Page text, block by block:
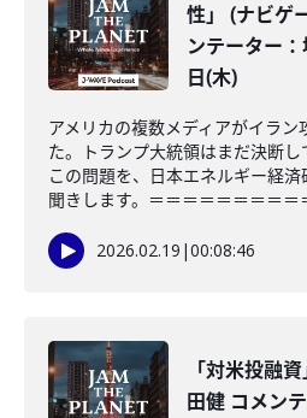
性」 (ナビゲ
ンテーター
日(木)
アメリカの複数メディアがイラ
た。トランプ大統領はまだ決断し
この問題を、日本エネルギー経
聞きします。＝＝＝＝＝＝＝＝＝
2026.02.19 |00:08:46
「対米投融
田健 コメン